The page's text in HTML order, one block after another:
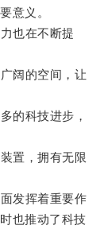
意义。
也在不断提
阔的空间，让
的科技进步，
置，拥有无限
发挥着重要作
也推动了科技